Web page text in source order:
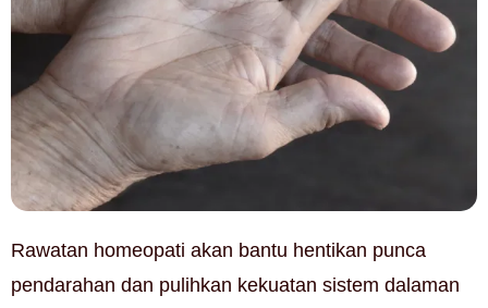
Rawatan homeopati akan bantu hentikan punca
pendarahan dan pulihkan kekuatan sistem dalaman